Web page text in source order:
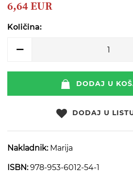
of
images
6,64 EUR
Količina:
DODAJ U
DODAJ U
Nakladnik: Marija
ISBN:978-953-6012-54-1